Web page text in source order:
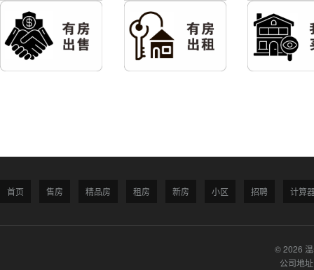
首页 售房 精品房 租房 新房 小区 招聘 计算
© 2026
公司地